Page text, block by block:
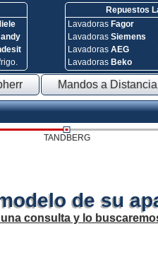
Repuestos
Lavadoras Fagor
Lavadoras Siemens
Lavadoras AEG
Lavadoras Beko
Mandos a Distancia
TANDBERG
de su
consulta y lo